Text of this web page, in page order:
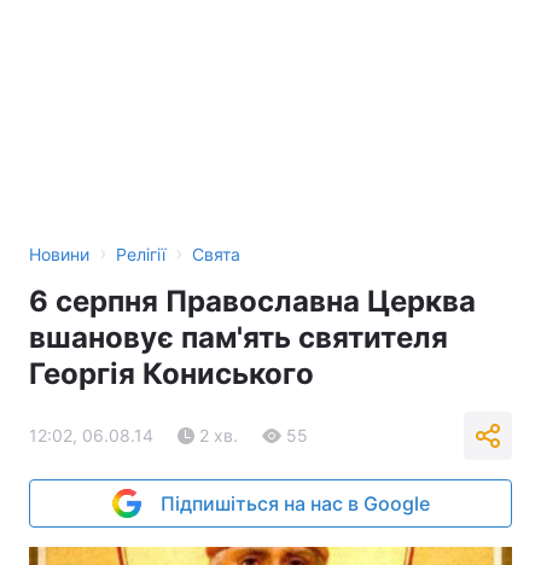
Новини › Релігії › Свята
6 серпня Православна Церква
вшановує пам'ять святителя
Георгія Кониського
12:02, 06.08.14 2 хв. 55
Підпишіться на нас в Google